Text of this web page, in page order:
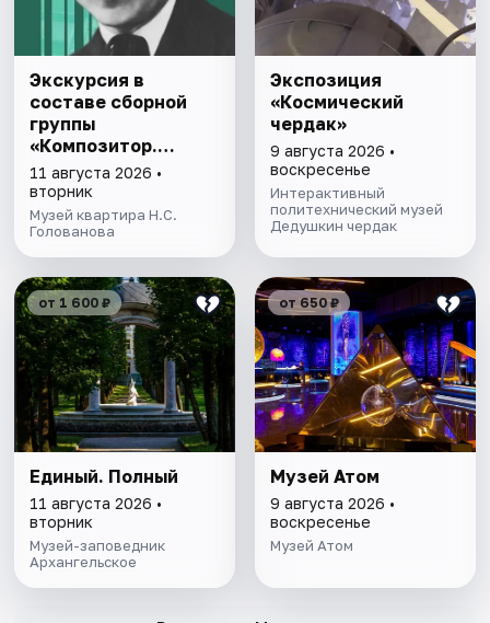
Экскурсия в
составе сборной
группы
«Композитор.
Дирижер.
Коллекционер»
11 августа 2026 •
вторник
Музей квартира Н.С.
Голованова
Экспозиция
«Космический
чердак»
9 августа 2026 •
воскресенье
Интерактивный
политехнический музей
Дедушкин чердак
от 1 600 ₽
Единый. Полный
11 августа 2026 •
вторник
Музей-заповедник
Архангельское
от 650 ₽
Музей Атом
9 августа 2026 •
воскресенье
Музей Атом